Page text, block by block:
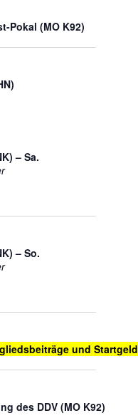
Pokal (MO K92)
– Sa.
– So.
und
des DDV (MO K92)